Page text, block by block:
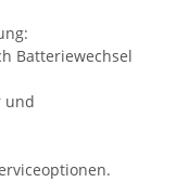
Batteriewechsel
und